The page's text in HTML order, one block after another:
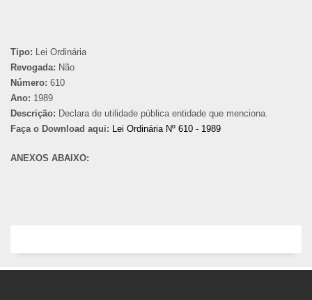
Tipo: Lei Ordinária
Revogada: Não
Número: 610
Ano: 1989
Descrição: Declara de utilidade pública entidade que menciona.
Faça o Download aqui: Lei Ordinária Nº 610 - 1989
ANEXOS ABAIXO: